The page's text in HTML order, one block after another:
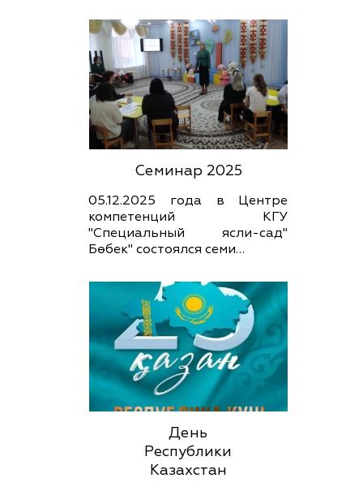
Семинар 2025
05.12.2025 года в Центре
компетенций КГУ
"Специальный ясли-сад"
Бөбек" состоялся семи…
День
Республики
Казахстан